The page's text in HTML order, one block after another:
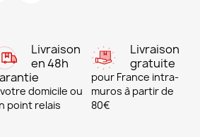
Livraison
en 48h
domicile ou
point relais
Livraison
gratuite
pour France intra-
muros à partir de
80€